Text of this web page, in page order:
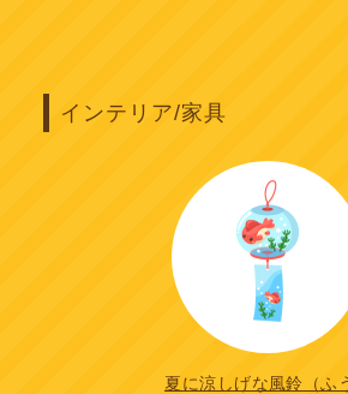
インテリア/家具
夏に涼しげな風鈴（ふ